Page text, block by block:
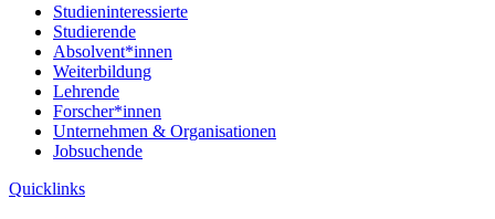
Studieninteressierte
Studierende
Absolvent*innen
Weiterbildung
Lehrende
Forscher*innen
Unternehmen & Organisationen
Jobsuchende
Quicklinks